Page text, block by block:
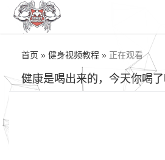
首页 » 健身视频教程 » 正在观看
健康是喝出来的，今天你喝